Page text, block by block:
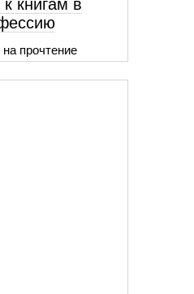
книгам в
прочтение